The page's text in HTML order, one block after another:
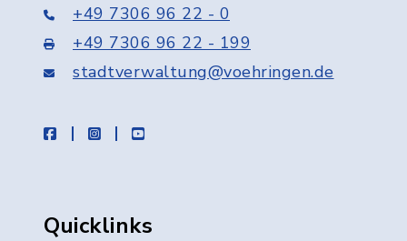
+49 7306 96 22 - 0
+49 7306 96 22 - 199
stadtverwaltung@voehringen.de
facebookinstagramyoutube
Quicklinks